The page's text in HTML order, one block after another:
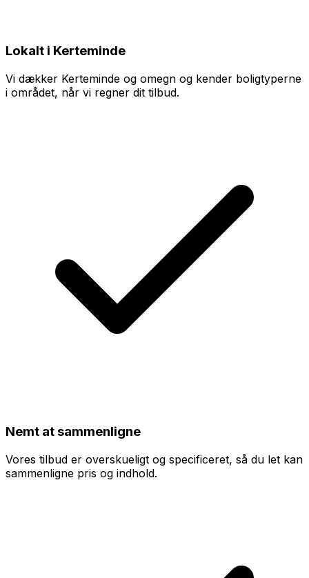
Lokalt i Kerteminde
Vi dækker Kerteminde og omegn og kender boligtyperne
i området, når vi regner dit tilbud.
Nemt at sammenligne
Vores tilbud er overskueligt og specificeret, så du let kan
sammenligne pris og indhold.